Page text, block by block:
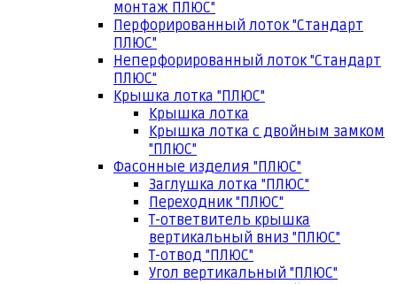
монтаж ПЛЮС"
Перфорированный лоток "Стандарт
ПЛЮС"
Неперфорированный лоток "Стандарт
ПЛЮС"
Крышка лотка "ПЛЮС"
Крышка лотка
Крышка лотка с двойным замком
"ПЛЮС"
Фасонные изделия "ПЛЮС"
Заглушка лотка "ПЛЮС"
Переходник "ПЛЮС"
Т-ответвитель крышка
вертикальный вниз "ПЛЮС"
Т-отвод "ПЛЮС"
Угол вертикальный "ПЛЮС"